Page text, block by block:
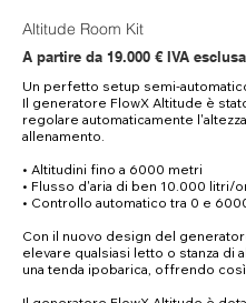
Altitude Room Kit
A partire da 19.000 € IVA
Un perfetto setup semi-
Il generatore FlowX Altitude è
regolare automaticamente
allenamento.
• Altitudini fino a 6000 metri
• Flusso d'aria di ben 10.000 litri/
• Controllo automatico tra 0 e
Con il nuovo design del
elevare qualsiasi letto o stanza di
una tenda ipobarica, offrendo